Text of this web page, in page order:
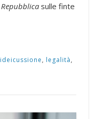
sulle finte
, legalità,